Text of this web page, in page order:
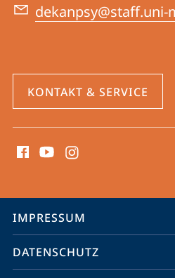
KONTAKT & SERVICE
Media
Service-
Navigation
IMPRESSUM
DATENSCHUTZ